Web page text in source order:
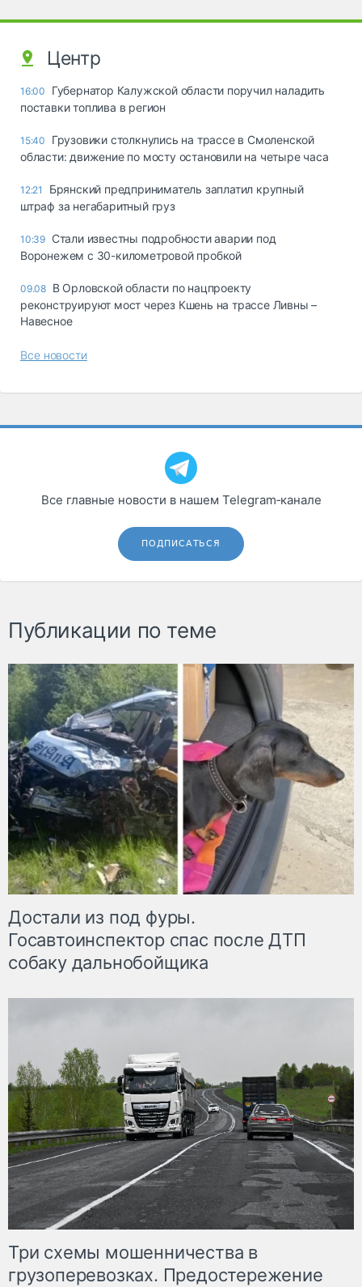
Центр
16:00
Губернатор Калужской области поручил наладить
поставки топлива в регион
15:40
Грузовики столкнулись на трассе в Смоленской
области: движение по мосту остановили на четыре часа
12:21
Брянский предприниматель заплатил крупный
штраф за негабаритный груз
10:39 Стали известны подробности аварии под
Воронежем с 30-километровой пробкой
09.08 В Орловской области по нацпроекту
реконструируют мост через Кшень на трассе Ливны –
Навесное
Все новости
Все главные новости в нашем Telegram‑канале
ПОДПИСАТЬСЯ
Публикации по теме
Достали из под фуры.
Госавтоинспектор спас после ДТП
собаку дальнобойщика
Три схемы мошенничества в
грузоперевозках. Предостережение